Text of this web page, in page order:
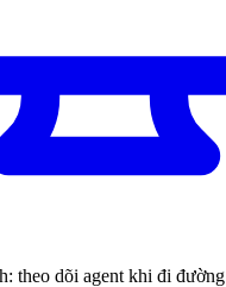
theo dõi agent khi đi đường